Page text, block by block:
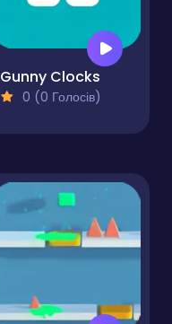
Gunny Clocks
0 (0 Голосів)